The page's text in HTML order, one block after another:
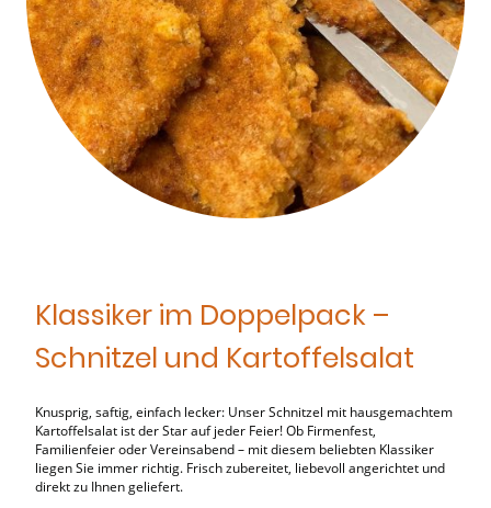
Klassiker im Doppelpack –
Schnitzel und Kartoffelsalat
Knusprig, saftig, einfach lecker: Unser Schnitzel mit hausgemachtem
Kartoffelsalat ist der Star auf jeder Feier! Ob Firmenfest,
Familienfeier oder Vereinsabend – mit diesem beliebten Klassiker
liegen Sie immer richtig. Frisch zubereitet, liebevoll angerichtet und
direkt zu Ihnen geliefert.